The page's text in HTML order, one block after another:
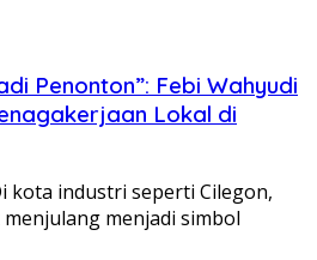
Penonton”: Febi Wahyudi
Lokal di
kota industri seperti Cilegon,
menjadi simbol